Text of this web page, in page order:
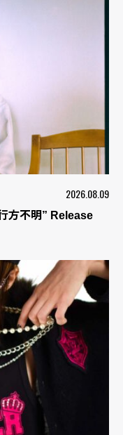
2026.08.09
方不明” Release